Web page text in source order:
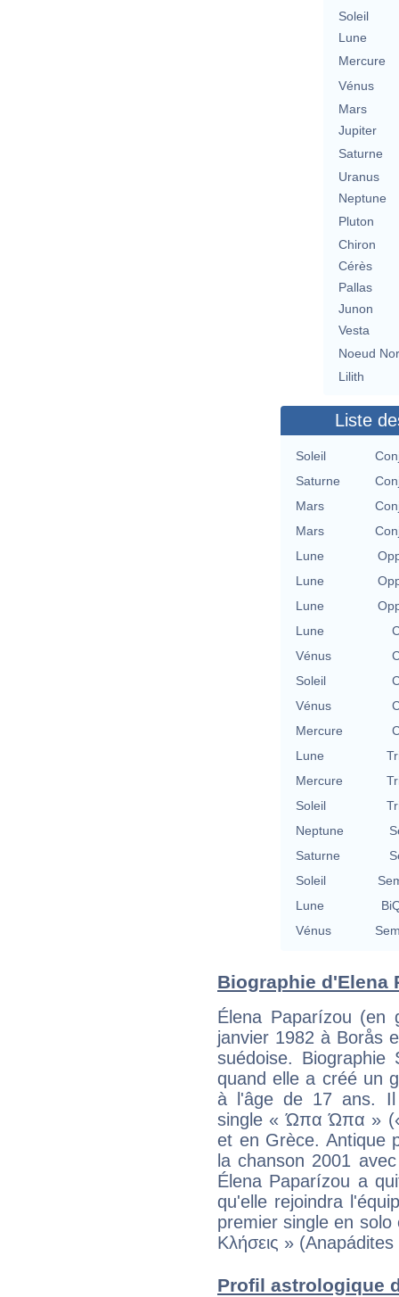
Soleil
Lune
Mercure
Vénus
Mars
Jupiter
Saturne
Uranus
Neptune
Pluton
Chiron
Cérès
Pallas
Junon
Vesta
Noeud
Lilith
Liste
Soleil
Saturne
Mars
Mars
Lune
Lune
Lune
Lune
Vénus
Soleil
Vénus
Mercure
Lune
Mercure
Soleil
Neptune
Saturne
Soleil
Lune
Vénus
Biographie d'Elena
Élena Paparízou (en
janvier 1982 à Borås
suédoise.
quand elle a créé un
à l'âge de 17 ans. Il
single « Ώπα Ώπα »
et en Grèce. Antique
la chanson 2001
Élena Paparízou a
qu'elle rejoindra
premier single en solo
Κλήσεις »
Profil astrologique